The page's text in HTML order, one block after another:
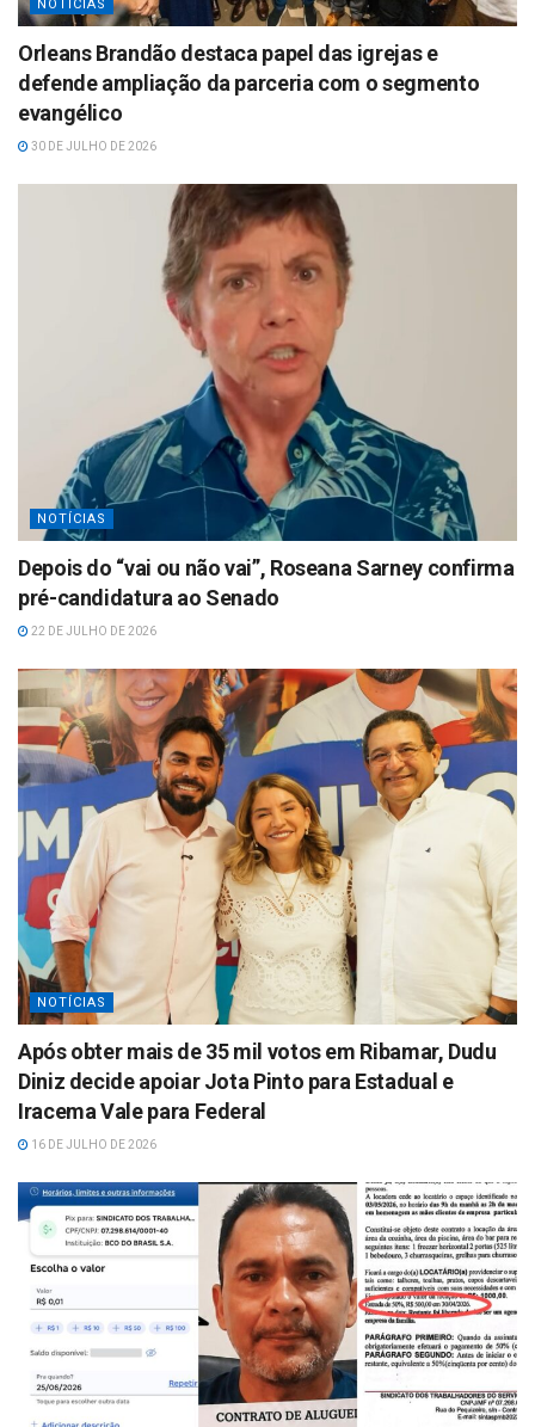
NOTÍCIAS
Orleans Brandão destaca papel das igrejas e
defende ampliação da parceria com o segmento
evangélico
30 DE JULHO DE 2026
NOTÍCIAS
Depois do “vai ou não vai”, Roseana Sarney confirma
pré-candidatura ao Senado
22 DE JULHO DE 2026
NOTÍCIAS
Após obter mais de 35 mil votos em Ribamar, Dudu
Diniz decide apoiar Jota Pinto para Estadual e
Iracema Vale para Federal
16 DE JULHO DE 2026